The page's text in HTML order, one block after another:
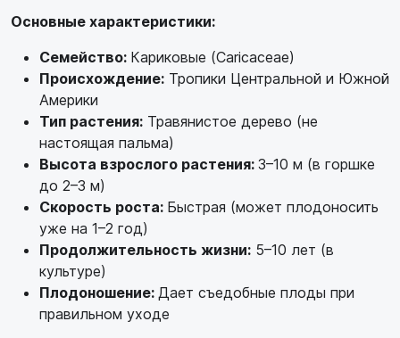
Основные характеристики:
Семейство: Кариковые (Caricaceae)
Происхождение: Тропики Центральной и Южной
Америки
Тип растения: Травянистое дерево (не
настоящая пальма)
Высота взрослого растения: 3–10 м (в горшке
до 2–3 м)
Скорость роста: Быстрая (может плодоносить
уже на 1–2 год)
Продолжительность жизни: 5–10 лет (в
культуре)
Плодоношение: Дает съедобные плоды при
правильном уходе